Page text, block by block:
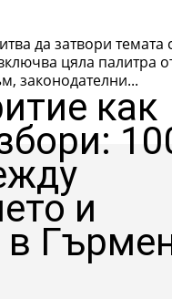
да затвори темата
цяла палитра
законодателни...
как
и